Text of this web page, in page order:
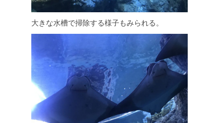
大きな水槽で掃除する様子もみられる。